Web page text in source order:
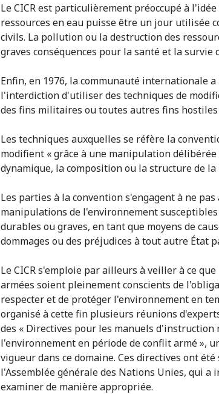
Le CICR est particulièrement préoccupé à
ressources en eau puisse être un jour utilisée
civils. La pollution ou la destruction des
graves conséquences pour la santé et la survie
Enfin, en 1976, la communauté internationale
l'interdiction d'utiliser des techniques de
des fins militaires ou toutes autres fins hostiles
Les techniques auxquelles se réfère la
modifient « grâce à une manipulation
dynamique, la composition ou la structure de la
Les parties à la convention s'engagent à ne pas
manipulations de l'environnement
durables ou graves, en tant que moyens de
dommages ou des préjudices à tout autre État
Le CICR s'emploie par ailleurs à veiller à ce
armées soient pleinement conscients de
respecter et de protéger l'environnement en
organisé à cette fin plusieurs réunions
des « Directives pour les manuels
l'environnement en période de conflit armé »,
vigueur dans ce domaine. Ces directives ont été
l'Assemblée générale des Nations Unies, qui a
examiner de manière appropriée.